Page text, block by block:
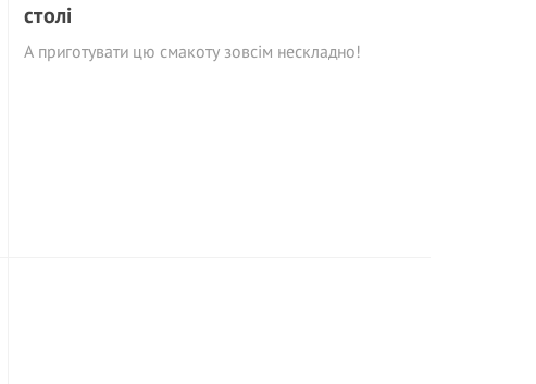
столі
А приготувати цю смакоту зовсім нескладно!